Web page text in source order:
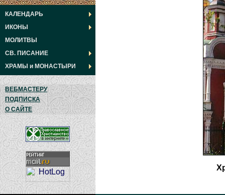
КАЛЕНДАРЬ
ИКОНЫ
МОЛИТВЫ
СВ. ПИСАНИЕ
ХРАМЫ и МОНАСТЫРИ
ВЕБМАСТЕРУ
ПОДПИСКА
О САЙТЕ